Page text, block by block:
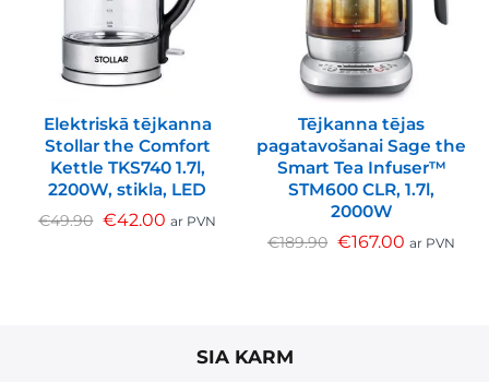
Elektriskā tējkanna
Stollar the Comfort
Kettle TKS740 1.7l,
2200W, stikla, LED
€49.90 €42.00 ar PVN
Tējkanna tējas
pagatavošanai Sage the
Smart Tea Infuser™
STM600 CLR, 1.7l,
2000W
€189.90 €167.00 ar PVN
SIA KARM